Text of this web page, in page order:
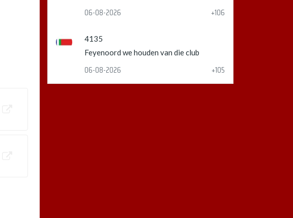
06-08-2026 +106
4135
Feyenoord we houden van die club
06-08-2026 +105